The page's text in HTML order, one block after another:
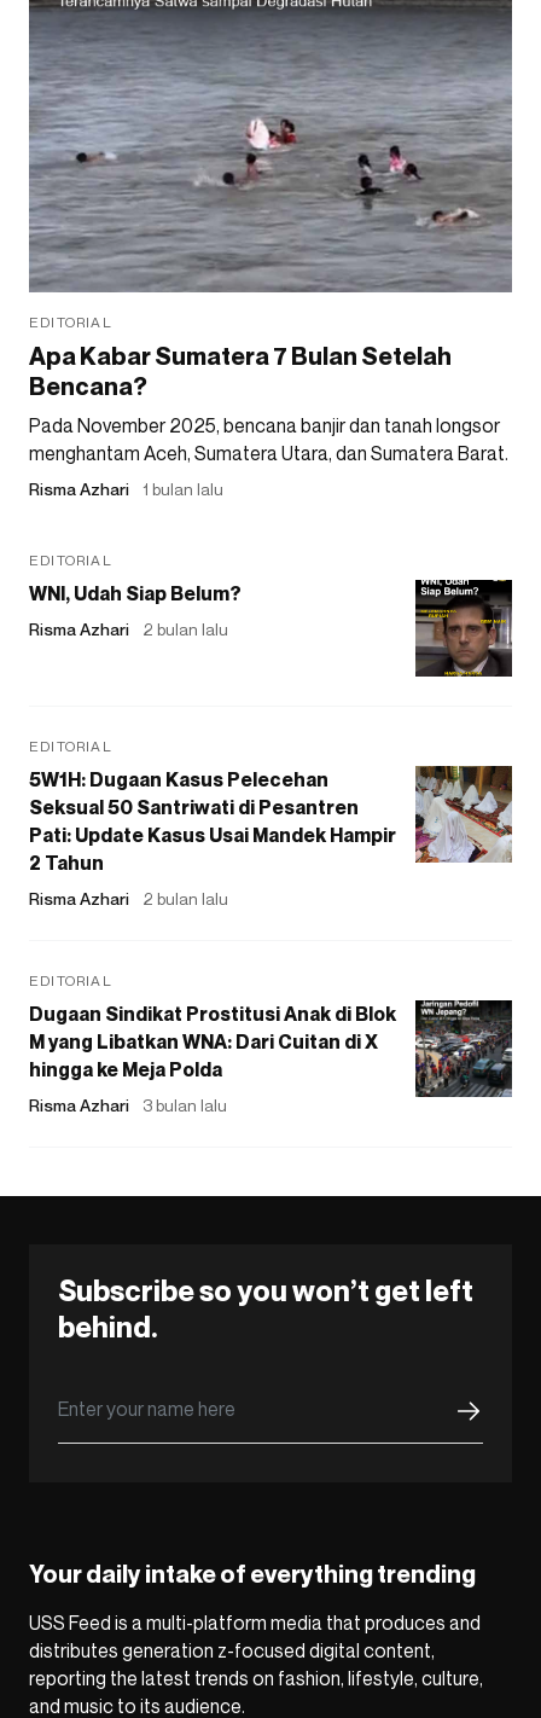
EDITORIAL
Apa Kabar Sumatera 7 Bulan Setelah
Bencana?
Pada November 2025, bencana banjir dan tanah longsor
menghantam Aceh, Sumatera Utara, dan Sumatera Barat.
Risma Azhari 1 bulan lalu
EDITORIAL
WNI, Udah Siap Belum?
Risma Azhari 2 bulan lalu
EDITORIAL
5W1H: Dugaan Kasus Pelecehan
Seksual 50 Santriwati di Pesantren
Pati: Update Kasus Usai Mandek Hampir
2 Tahun
Risma Azhari 2 bulan lalu
EDITORIAL
Dugaan Sindikat Prostitusi Anak di Blok
M yang Libatkan WNA: Dari Cuitan di X
hingga ke Meja Polda
Risma Azhari 3 bulan lalu
Subscribe so you won’t get left
behind.
Your daily intake of everything trending
USS Feed is a multi-platform media that produces and
distributes generation z-focused digital content,
reporting the latest trends on fashion, lifestyle, culture,
and music to its audience.